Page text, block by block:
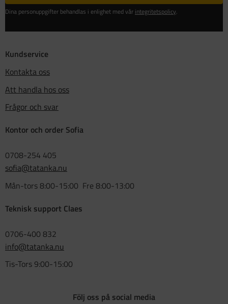
Dina personuppgifter behandlas i enlighet med vår integritetspolicy.
Kundservice
Kontakta oss
Att handla hos oss
Frågor och svar
Kontor och order Sofia
0708-254 405
sofia@tatanka.nu
Mån-tors 8:00-15:00 Fre 8:00-13:00
Teknisk support Claes
0706-400 832
info@tatanka.nu
Tis-Tors 9:00-15:00
Följ oss på social media